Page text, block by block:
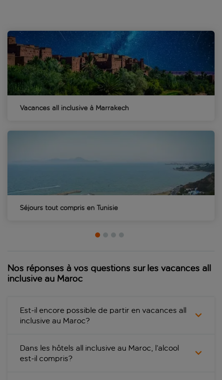
Vacances all inclusive à Marrakech
Séjours tout compris en Tunisie
Nos réponses à vos questions sur les vacances all
inclusive au Maroc
Est-il encore possible de partir en vacances all
inclusive au Maroc?
Dans les hôtels all inclusive au Maroc, l’alcool
est-il compris?